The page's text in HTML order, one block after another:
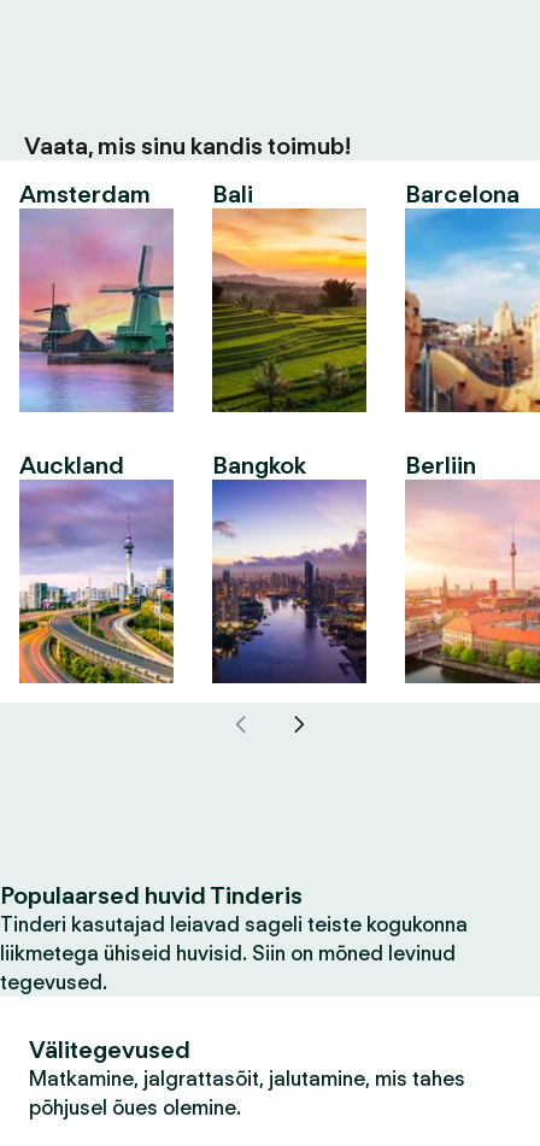
Vaata, mis sinu kandis toimub!
Amsterdam
Auckland
Bali
Bangkok
Barcelona
Berliin
Populaarsed huvid Tinderis
Tinderi kasutajad leiavad sageli teiste kogukonna
liikmetega ühiseid huvisid. Siin on mõned levinud
tegevused.
Välitegevused
Matkamine, jalgrattasõit, jalutamine, mis tahes
põhjusel õues olemine.